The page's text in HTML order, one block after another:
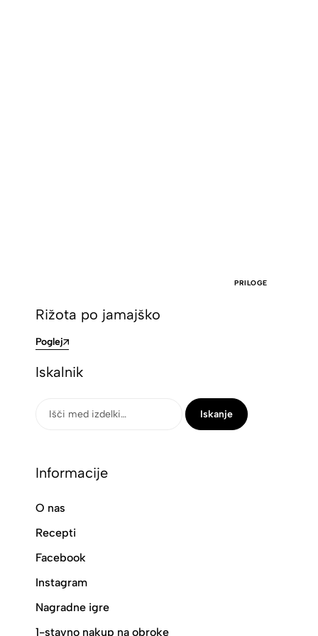
PRILOGE
Rižota po jamajško
Poglej
Iskalnik
Iskanje
Informacije
O nas
Recepti
Facebook
Instagram
Nagradne igre
1-stavno nakup na obroke